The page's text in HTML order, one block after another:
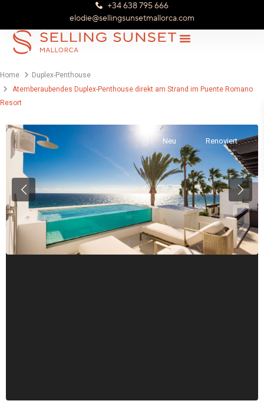
elodie@sellingsunsetmallorca.com
+34 638 795 666
Home
Duplex-Penthouse
Atemberaubendes Duplex-Penthouse direkt am Strand im Puente Romano
Resort
Neu Renoviert
Previous Next